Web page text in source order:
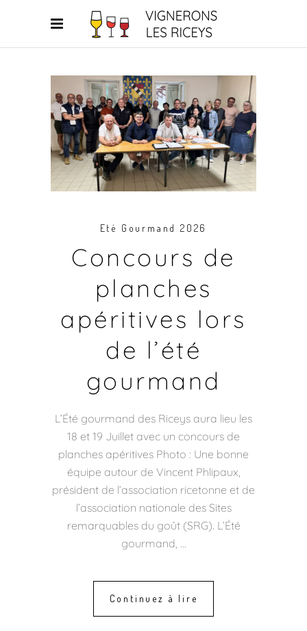
Eté Gourmand 2026
Concours de
planches
apéritives lors
de l’été
gourmand
L’Été gourmand des Riceys aura lieu les
18 et 19 Juillet avec un concours de
planches apéritives Photo : Une bonne
équipe autour de Vincent Phlipaux,
président de l’association ricetonne et de
l’association nationale des Sites
remarquables du goût (SRG). L’Été
gourmand,
Continuez à lire